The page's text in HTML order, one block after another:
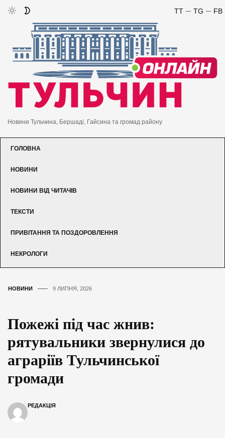
FB
TG
TT
Новини Тульчина, Бершаді, Гайсина та громад району
ГОЛОВНА
НОВИНИ
НОВИНИ ВІД ЧИТАЧІВ
ТЕКСТИ
ПРИВІТАННЯ ТА ПОЗДОРОВЛЕННЯ
НЕКРОЛОГИ
НОВИНИ 9 ЛИПНЯ, 2026
Пожежі під час жнив:
рятувальники звернулися до
аграріїв Тульчинської
громади
РЕДАКЦІЯ